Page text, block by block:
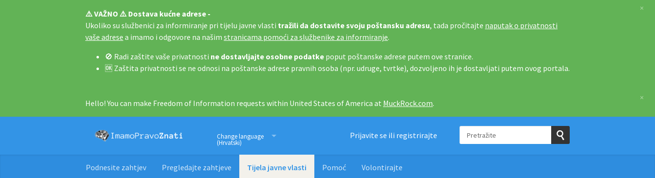
⚠️ VAŽNO ⚠️ Dostava kućne adrese -
Ukoliko su službenici za informiranje pri tijelu javne vlasti tražili da dostavite svoju poštansku adresu, tada pročitajte naputak o privatnosti
vaše adrese a imamo i odgovore na našim stranicama pomoći za službenike za informiranje.
🚫 Radi zaštite vaše privatnosti ne dostavljajte osobne podatke poput poštanske adrese putem ove stranice.
🆗 Zaštita privatnosti se ne odnosi na poštanske adrese pravnih osoba (npr. udruge, tvrtke), dozvoljeno ih je dostavljati putem ovog portala.
×
Hello! You can make Freedom of Information requests within United States of America at MuckRock.com.
×
Imamo pravo znati
Change language
(Hrvatski)
Prijavite se ili registrirajte Pretražite
Pošaljite
Podnesite zahtjev Pregledajte zahtjeve Tijela javne vlasti Pomoć Volontirajte